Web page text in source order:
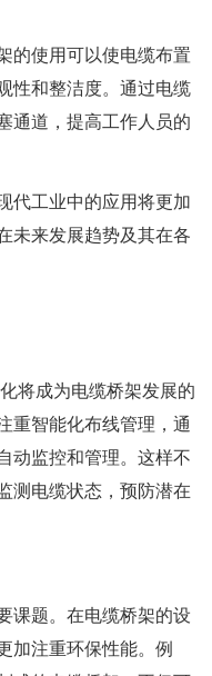
的使用可以使电缆布置
性和整洁度。通过电缆
通道，提高工作人员的
代工业中的应用将更加
未来发展趋势及其在各
将成为电缆桥架发展的
重智能化布线管理，通
动监控和管理。这样不
测电缆状态，预防潜在
课题。在电缆桥架的设
加注重环保性能。例